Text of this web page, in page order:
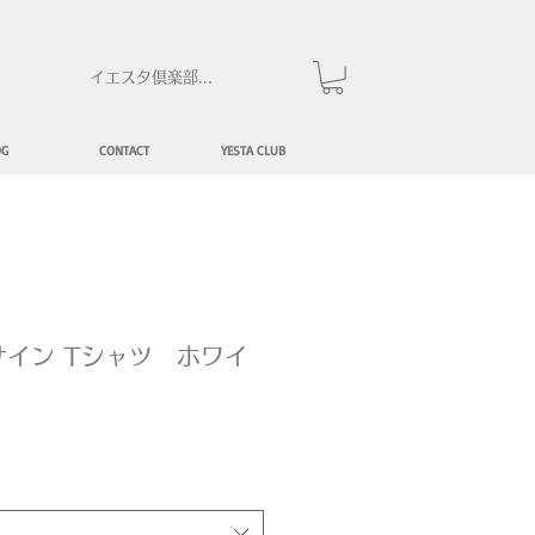
イエスタ倶楽部にログイン
CONTACT YESTA CLUB
イン Tシャツ ホワイ